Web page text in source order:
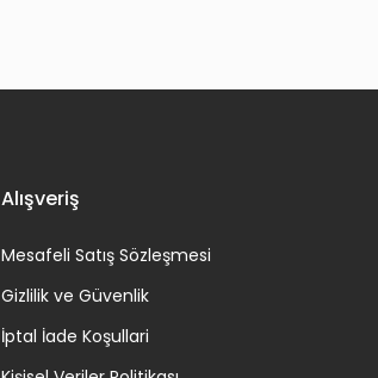
Alışveriş
Mesafeli Satış Sözleşmesi
Gizlilik ve Güvenlik
İptal İade Koşullari